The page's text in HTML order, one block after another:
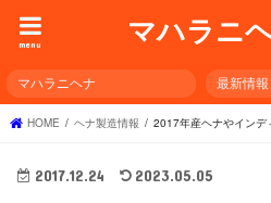
マハラニ
menu
マハラニヘナ 最新情報
HOME ヘナ製造情報 2017年産ヘナやインデ
2017.12.24 2023.05.05